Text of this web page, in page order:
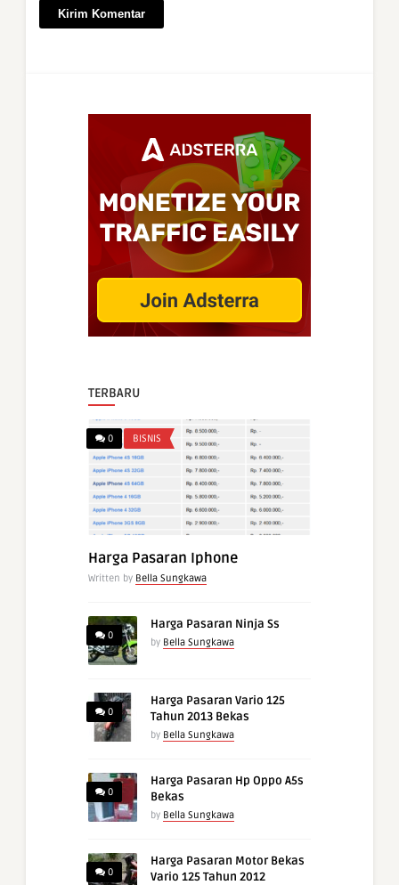
TERBARU
0 BISNIS
Harga Pasaran Iphone
Written by Bella Sungkawa
0
Harga Pasaran Ninja Ss
by Bella Sungkawa
0
Harga Pasaran Vario 125
Tahun 2013 Bekas
by Bella Sungkawa
0
Harga Pasaran Hp Oppo A5s
Bekas
by Bella Sungkawa
0
Harga Pasaran Motor Bekas
Vario 125 Tahun 2012